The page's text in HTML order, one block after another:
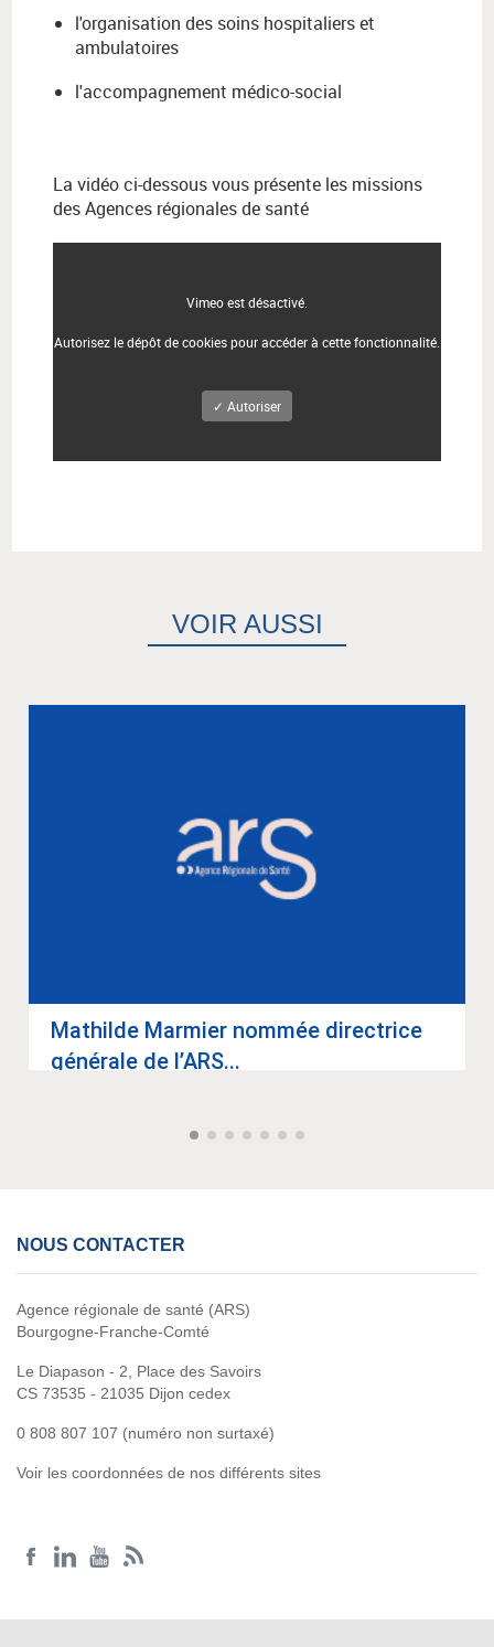
l'organisation des soins hospitaliers et
ambulatoires
l'accompagnement médico-social
La vidéo ci-dessous vous présente les missions
des Agences régionales de santé
Vimeo est désactivé.
Autorisez le dépôt de cookies pour accéder à cette fonctionnalité.
✓ Autoriser
VOIR AUSSI
Mathilde Mar­mier nom­mée direc­trice
géné­rale de l’ARS...
NOUS CONTACTER
Agence régionale de santé (ARS)
Bourgogne-Franche-Comté
Le Diapason - 2, Place des Savoirs
CS 73535 - 21035 Dijon cedex
0 808 807 107 (numéro non surtaxé)
Voir les coordonnées de nos différents sites